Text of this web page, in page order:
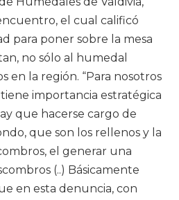
el cual calificó
para poner sobre la mesa
no sólo al humedal
en la región. “Para nosotros
importancia estratégica
que hacerse cargo de
que son los rellenos y la
el generar una
(..) Básicamente
en esta denuncia, con